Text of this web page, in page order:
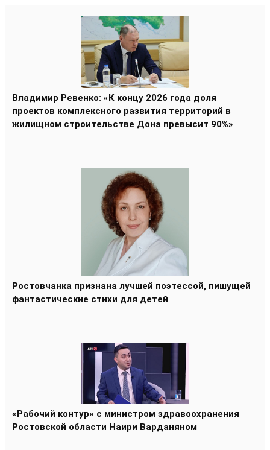
Владимир Ревенко: «К концу 2026 года доля
проектов комплексного развития территорий в
жилищном строительстве Дона превысит 90%»
Ростовчанка признана лучшей поэтессой, пишущей
фантастические стихи для детей
«Рабочий контур» с министром здравоохранения
Ростовской области Наири Варданяном